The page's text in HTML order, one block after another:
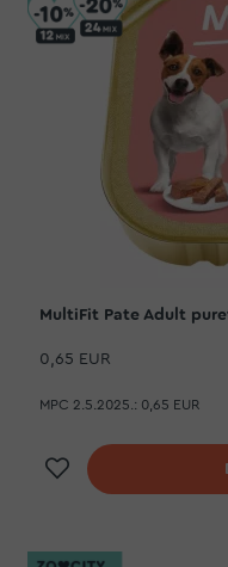
MultiFit Pate Adult
0,65 EUR
MPC 2.5.2025.: 0,65 EUR
Dodaj na